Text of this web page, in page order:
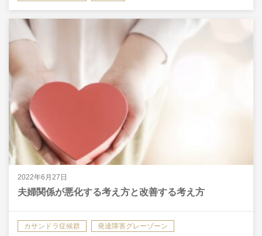
2022年6月27日
夫婦関係が悪化する考え方と改善する考え方
カサンドラ症候群 発達障害グレーゾーン